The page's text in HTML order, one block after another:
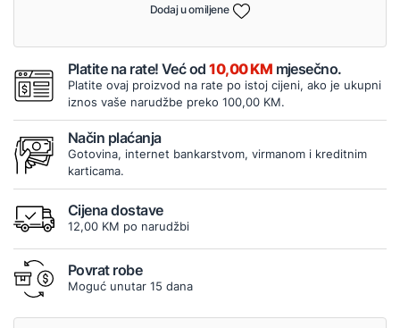
Dodaj u omiljene
Platite na rate! Već od10,00 KM mjesečno.
Platite ovaj proizvod na rate po istoj cijeni, ako je ukupni
iznos vaše narudžbe preko 100,00 KM.
Način plaćanja
Gotovina, internet bankarstvom, virmanom i kreditnim
karticama.
Cijena dostave
12,00 KM po narudžbi
Povrat robe
Moguć unutar 15 dana